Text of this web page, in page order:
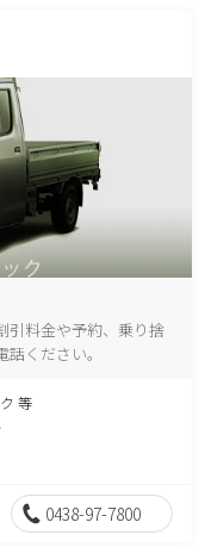
引料金や予約、乗り捨
ください。
等
0438-97-7800